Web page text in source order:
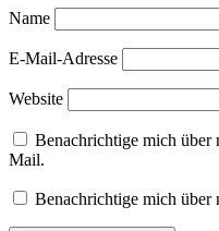
Name
E-Mail-Adresse
Website
Benachrichtige mich über
Mail.
Benachrichtige mich über